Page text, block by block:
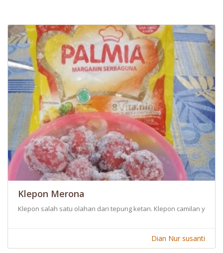
Klepon Merona
Klepon salah satu olahan dari tepung ketan. Klepon camilan
Dian Nur susanti